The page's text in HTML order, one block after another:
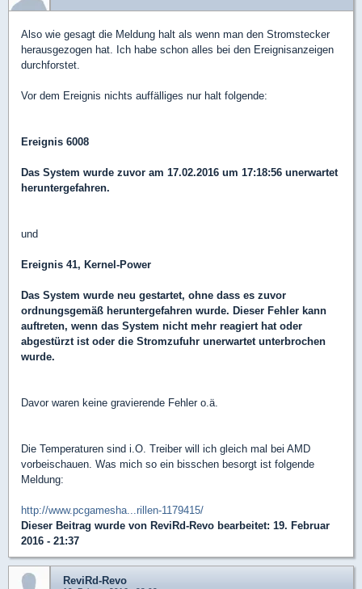
Also wie gesagt die Meldung halt als wenn man den Stromstecker
herausgezogen hat. Ich habe schon alles bei den Ereignisanzeigen
durchforstet.
Vor dem Ereignis nichts auffälliges nur halt folgende:
Ereignis 6008
Das System wurde zuvor am ‎17.‎02.‎2016 um 17:18:56 unerwartet
heruntergefahren.
und
Ereignis 41, Kernel-Power
Das System wurde neu gestartet, ohne dass es zuvor
ordnungsgemäß heruntergefahren wurde. Dieser Fehler kann
auftreten, wenn das System nicht mehr reagiert hat oder
abgestürzt ist oder die Stromzufuhr unerwartet unterbrochen
wurde.
Davor waren keine gravierende Fehler o.ä.
Die Temperaturen sind i.O. Treiber will ich gleich mal bei AMD
vorbeischauen. Was mich so ein bisschen besorgt ist folgende
Meldung:
http://www.pcgamesha...rillen-1179415/
Dieser Beitrag wurde von ReviRd-Revo bearbeitet: 19. Februar
2016 - 21:37
ReviRd-Revo